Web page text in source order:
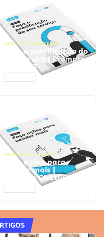
GESTÃO FINANCEIRA
Faça a precificação do
seu serviço | Prompts
ChatGPT
NEGÓCIOS, VENDAS
Faça ações para
vender mais |
Prompts ChatGPT